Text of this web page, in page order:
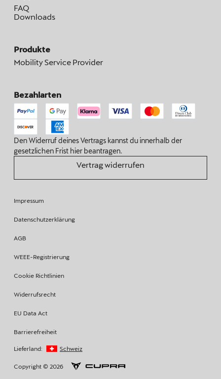
FAQ
Downloads
Produkte
Mobility Service Provider
Bezahlarten
Den Widerruf deines Vertrags kannst du innerhalb der
gesetzlichen Frist hier beantragen.
Vertrag widerrufen
Impressum
Datenschutzerklärung
AGB
WEEE-Registrierung
Cookie Richtlinien
Widerrufsrecht
EU Data Act
Barrierefreiheit
Lieferland: Schweiz
Copyright © 2026